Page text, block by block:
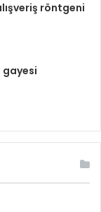
röntgeni